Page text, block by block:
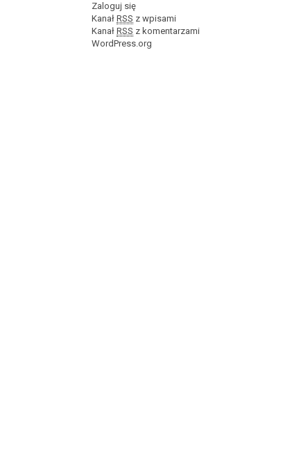
Zaloguj się
Kanał RSS z wpisami
Kanał RSS z komentarzami
WordPress.org